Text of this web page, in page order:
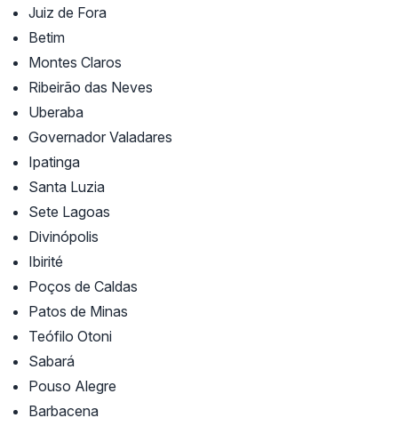
Juiz de Fora
Betim
Montes Claros
Ribeirão das Neves
Uberaba
Governador Valadares
Ipatinga
Santa Luzia
Sete Lagoas
Divinópolis
Ibirité
Poços de Caldas
Patos de Minas
Teófilo Otoni
Sabará
Pouso Alegre
Barbacena